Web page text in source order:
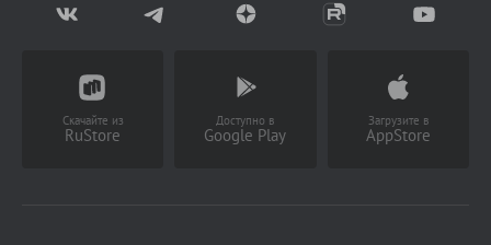
Партнерство
Скачайте из
RuStore
Доступно в
Google Play
Загрузите в
AppStore